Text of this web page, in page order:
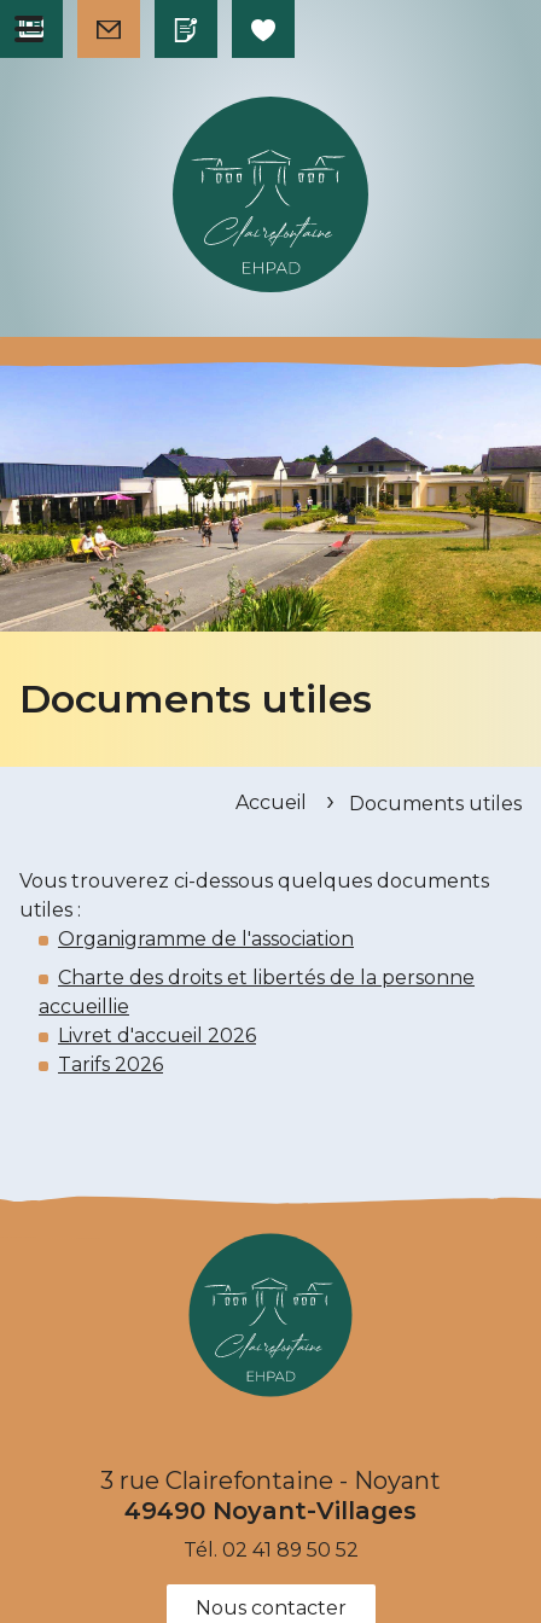
Documents utiles
Accueil Documents utiles
Vous trouverez ci-dessous quelques documents
utiles :
Organigramme de l'association
Charte des droits et libertés de la personne
accueillie
Livret d'accueil 2026
Tarifs 2026
3 rue Clairefontaine - Noyant
49490 Noyant-Villages
Tél. 02 41 89 50 52
Nous contacter